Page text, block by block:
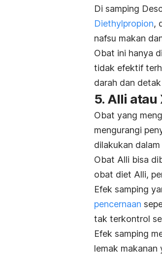
Di samping
Diethylpropion,
nafsu makan
Obat ini hanya
tidak efektif
darah dan
5. Alli
Obat yang
mengurangi
dilakukan
Obat Alli bisa
obat diet Alli,
Efek samping
pencernaan
tak terkontrol
Efek samping
lemak makanan